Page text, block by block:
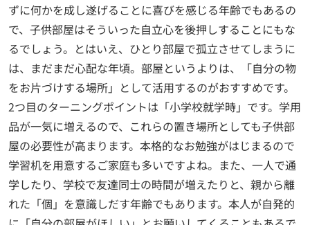
ずに何かを成し遂げることに喜びを感じる年齢でもあるの
で、子供部屋はそういった自立心を後押しすることにもな
るでしょう。とはいえ、ひとり部屋で孤立させてしまうに
は、まだまだ心配な年頃。部屋というよりは、「自分の物
をお片づけする場所」として活用するのがおすすめです。
2つ目のターニングポイントは「小学校就学時」です。学用
品が一気に増えるので、これらの置き場所としても子供部
屋の必要性が高まります。本格的なお勉強がはじまるので
学習机を用意するご家庭も多いですよね。また、一人で通
学したり、学校で友達同士の時間が増えたりと、親から離
れた「個」を意識しだす年齢でもあります。本人が自発的